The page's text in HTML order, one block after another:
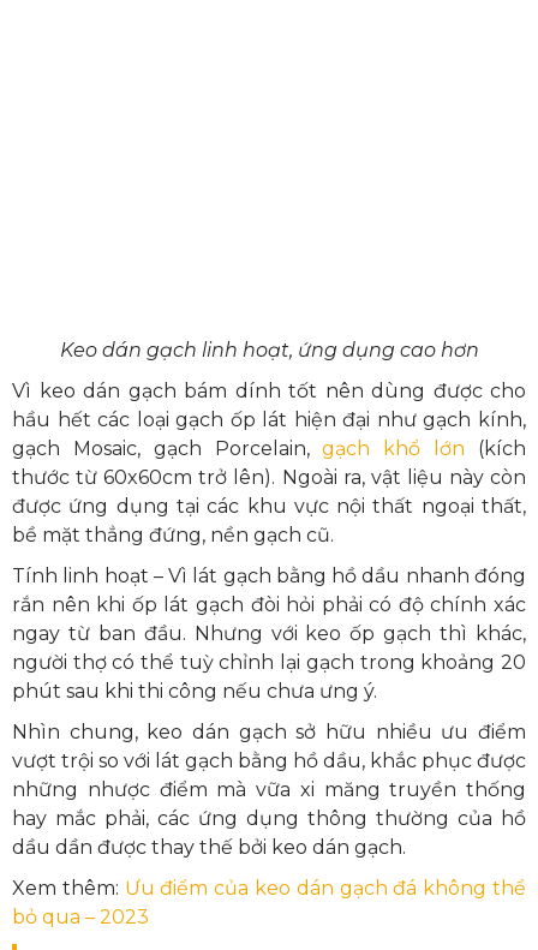
Keo dán gạch linh hoạt, ứng dụng cao hơn
Vì keo dán gạch bám dính tốt nên dùng được cho
hầu hết các loại gạch ốp lát hiện đại như gạch kính,
gạch Mosaic, gạch Porcelain,gạch khổ lớn (kích
thước từ 60x60cm trở lên). Ngoài ra, vật liệu này còn
được ứng dụng tại các khu vực nội thất ngoại thất,
bề mặt thẳng đứng, nền gạch cũ.
Tính linh hoạt – Vì lát gạch bằng hồ dầu nhanh đóng
rắn nên khi ốp lát gạch đòi hỏi phải có độ chính xác
ngay từ ban đầu. Nhưng với keo ốp gạch thì khác,
người thợ có thể tuỳ chỉnh lại gạch trong khoảng 20
phút sau khi thi công nếu chưa ưng ý.
Nhìn chung, keo dán gạch sở hữu nhiều ưu điểm
vượt trội so với lát gạch bằng hồ dầu, khắc phục được
những nhược điểm mà vữa xi măng truyền thống
hay mắc phải, các ứng dụng thông thường của hồ
dầu dần được thay thế bởi keo dán gạch.
Xem thêm: Ưu điểm của keo dán gạch đá không thể
bỏ qua – 2023